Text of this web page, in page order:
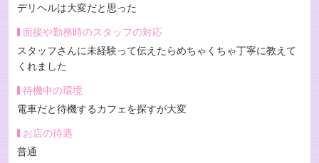
デリヘルは大変だと思った
面接や勤務時のスタッフの対応
スタッフさんに未経験って伝えたらめちゃくちゃ丁寧に教えて
くれました
待機中の環境
電車だと待機するカフェを探すが大変
お店の待遇
普通